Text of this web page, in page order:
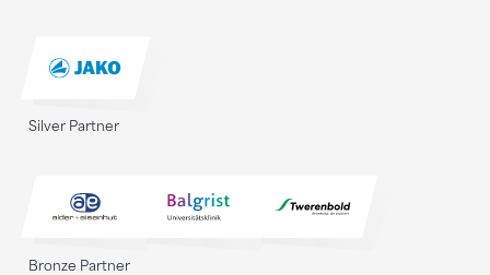
Silver Partner
Bronze Partner